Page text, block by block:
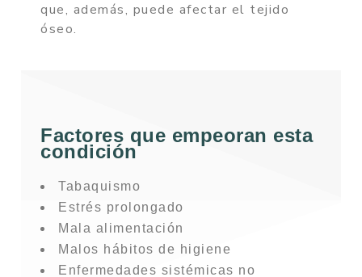
que, además, puede afectar el tejido
óseo.
Factores que empeoran esta
condición
Tabaquismo
Estrés prolongado
Mala alimentación
Malos hábitos de higiene
Enfermedades sistémicas no